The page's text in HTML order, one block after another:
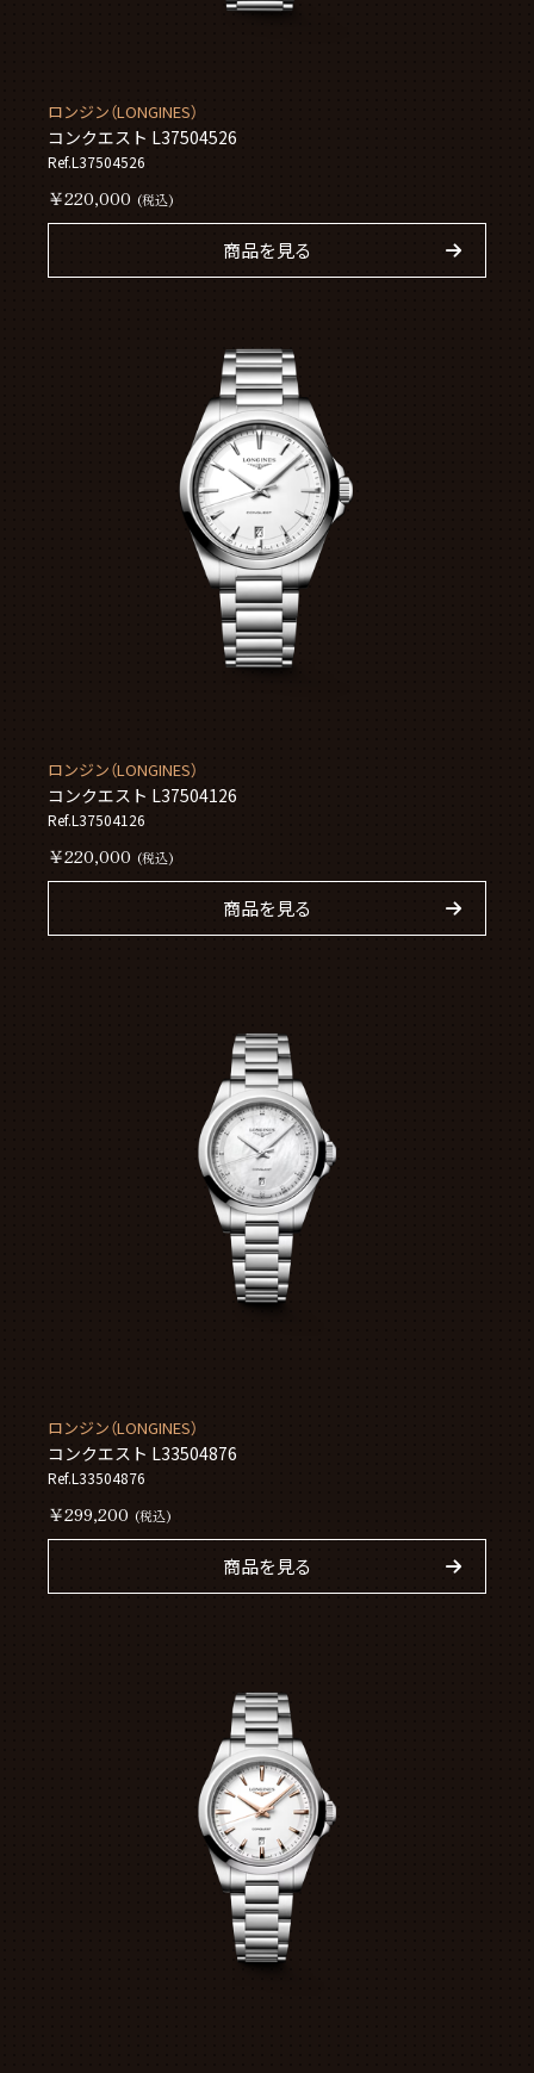
ロンジン（LONGINES）
コンクエスト L37504526
Ref.L37504526
￥220,000 (税込)
商品を見る
ロンジン（LONGINES）
コンクエスト L37504126
Ref.L37504126
￥220,000 (税込)
商品を見る
ロンジン（LONGINES）
コンクエスト L33504876
Ref.L33504876
￥299,200 (税込)
商品を見る